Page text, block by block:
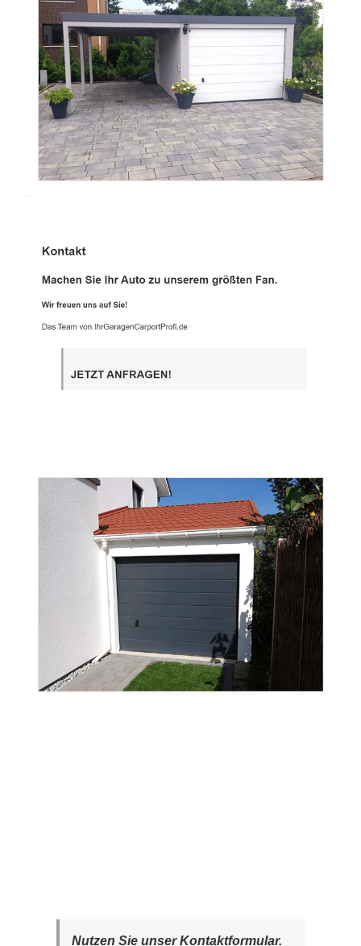
Nutzen Sie unser Kontaktformular.